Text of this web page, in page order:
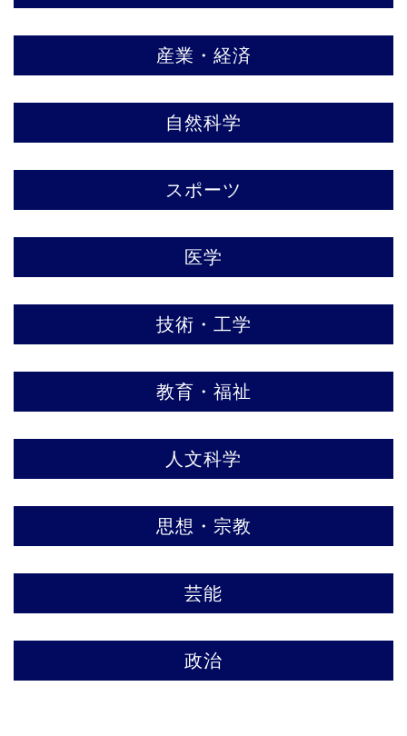
産業・経済
自然科学
スポーツ
医学
技術・工学
教育・福祉
人文科学
思想・宗教
芸能
政治